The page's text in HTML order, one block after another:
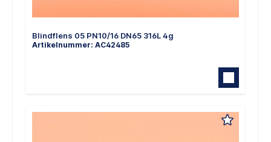
Blindflens 05 PN10/16 DN65 316L 4g
Artikelnummer: AC42485